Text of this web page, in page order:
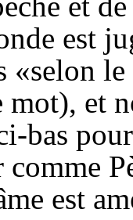
est
«selon
mot), et
bas
comme
est